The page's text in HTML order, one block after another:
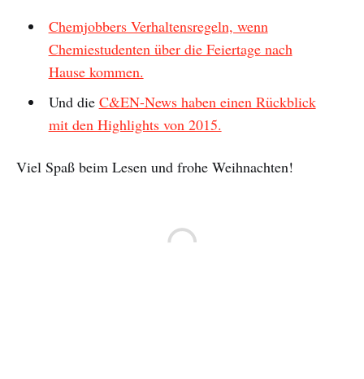
Chemjobbers Verhaltensregeln, wenn
Chemiestudenten über die Feiertage nach
Hause kommen.
Und die C&EN-News haben einen Rückblick
mit den Highlights von 2015.
Viel Spaß beim Lesen und frohe Weihnachten!